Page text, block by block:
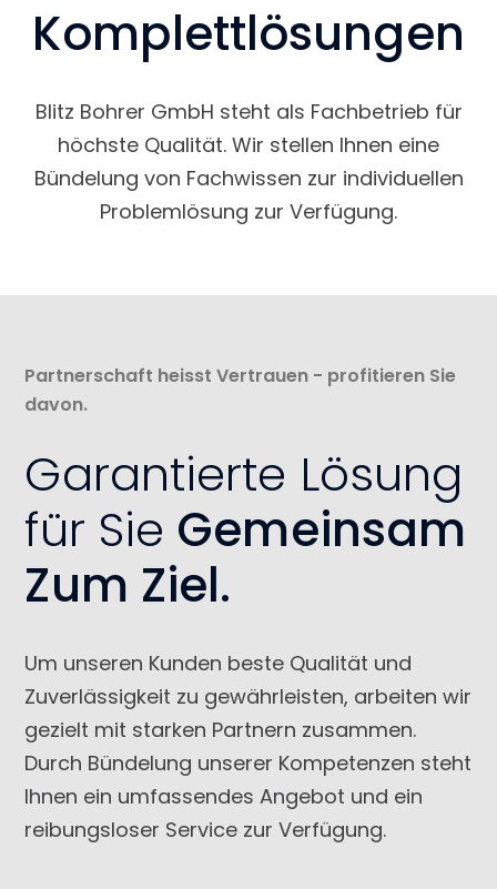
Komplettlösungen
Blitz Bohrer GmbH steht als Fachbetrieb für
höchste Qualität. Wir stellen Ihnen eine
Bündelung von Fachwissen zur individuellen
Problemlösung zur Verfügung.
Partnerschaft heisst Vertrauen - profitieren Sie
davon.
Garantierte Lösung
für Sie Gemeinsam
Zum Ziel.
Um unseren Kunden beste Qualität und
Zuverlässigkeit zu gewährleisten, arbeiten wir
gezielt mit starken Partnern zusammen.
Durch Bündelung unserer Kompetenzen steht
Ihnen ein umfassendes Angebot und ein
reibungsloser Service zur Verfügung.